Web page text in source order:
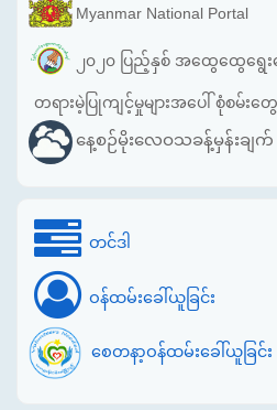
Myanmar National Portal
၂၀၂၀ ပြည့်နှစ် အထွေထွေရွေ
တရားမဲ့ပြုကျင့်မှုများအပေါ် စုံစမ်းတွေ့
နေ့စဉ်မိုးလေဝသခန့်မှန်းချက်
တင်ဒါ
ဝန်ထမ်းခေါ်ယူခြင်း
စေတနာ့ဝန်ထမ်းခေါ်ယူခြင်း